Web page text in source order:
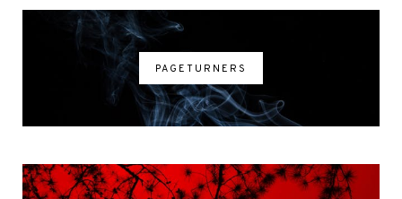
PAGETURNERS